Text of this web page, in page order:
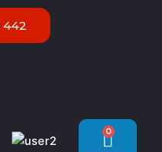
442
0